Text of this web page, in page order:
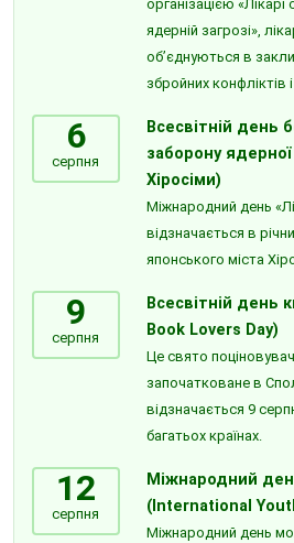
організацією «Лікарі
ядерній загрозі»,
об’єднуються в
збройних конфліктів
6
серпня
Всесвітній день
заборону
Хіросіми)
Міжнародний день
відзначається в
японського міста
9
серпня
Всесвітній день
Book Lovers Day)
Це свято
започатковане в
відзначається 9
багатьох країнах.
12
серпня
Міжнародний
(International
Міжнародний день